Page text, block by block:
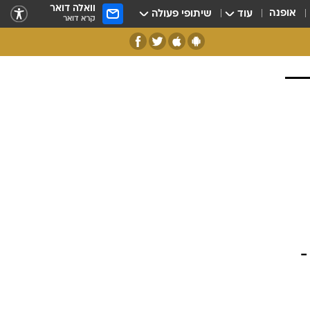
אופנה עוד שיתופי פעולה וואלה דואר
קרא דואר